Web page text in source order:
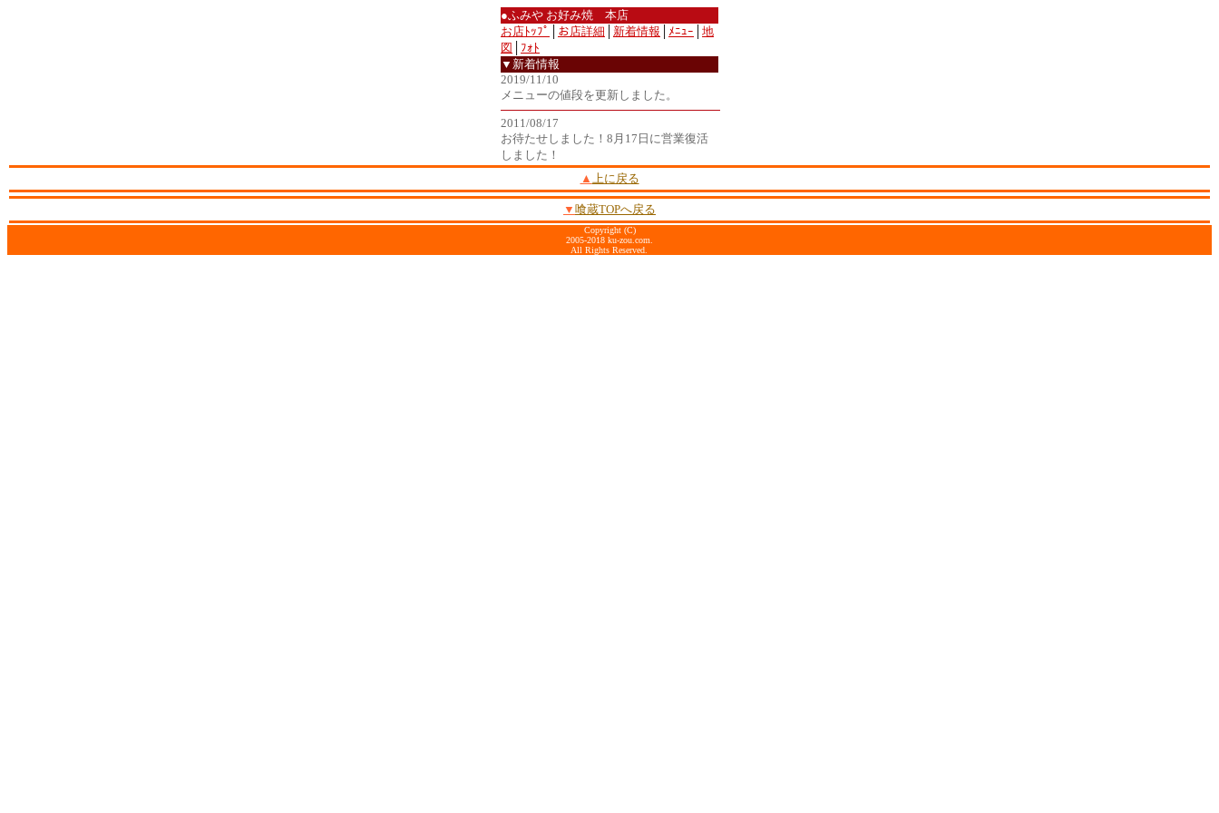
●ふみや お好み焼 本店
お店ﾄｯﾌﾟ
お店詳細 新着情報 ﾒﾆｭｰ
地
図
ﾌｫﾄ
▼新着情報
2019/11/10
メニューの値段を更新しました。
2011/08/17
お待たせしました！8月17日に営業復活
しました！
▲ 上に戻る
▼ 喰蔵TOPへ戻る
Copyright (C)
2005-2018 ku-zou.com.
All Rights Reserved.